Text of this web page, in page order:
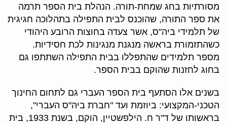
מסורתיות בחג שמחת-תורה. הנהלת בית הספר תרמה
את ספר התורה, שהוכנס לבית התפילה בתהלוכה חגיגית
של תלמידי ביה"ס, אשר צעדה בחוצות הרובע היהודי
כשהתזמורת בראשה מנגנת מנגינות לכת חסידיות.
מספר תלמידים שהתפללו בבית התפילה השתתפו גם
בחוג לחזנות שהוקם בבית הספר.
בשנים אלו הסתעף בית הספר העברי גם לתחום החינוך
הטכני-המקצועי: ביוזמת ועד "חברת ביה"ס העברי",
בראשותו של ד"ר ח. הילפשטיין, הוקם, בשנת 1933, בית